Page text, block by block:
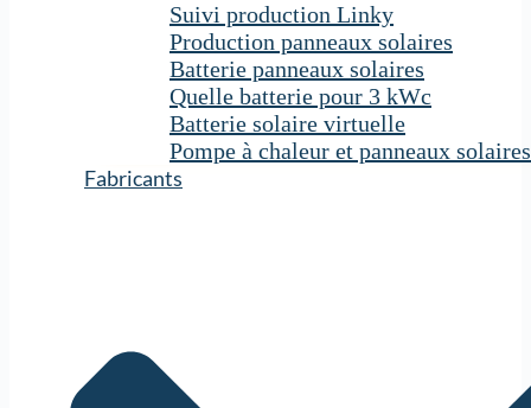
Suivi production Linky
Production panneaux solaires
Batterie panneaux solaires
Quelle batterie pour 3 kWc
Batterie solaire virtuelle
Pompe à chaleur et panneaux solaires
Fabricants